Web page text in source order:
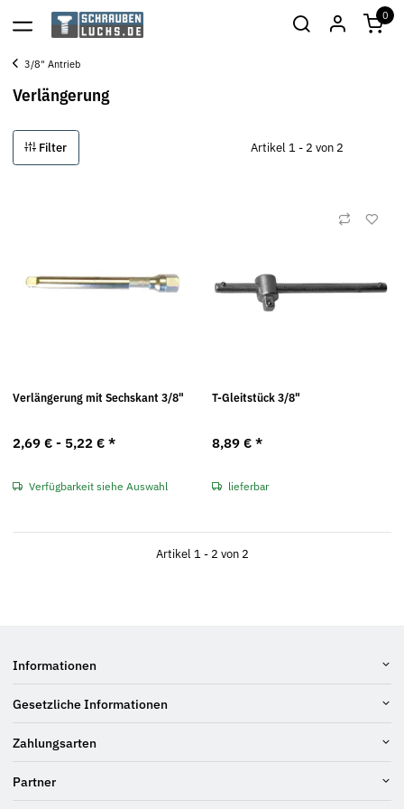
0
3/8" Antrieb
Verlängerung
Filter Artikel 1 - 2 von 2
Verlängerung mit Sechskant 3/8"
2,69 € - 5,22 € *
Verfügbarkeit siehe Auswahl
T-Gleitstück 3/8"
8,89 € *
lieferbar
Artikel 1 - 2 von 2
Informationen
Gesetzliche Informationen
Zahlungsarten
Partner